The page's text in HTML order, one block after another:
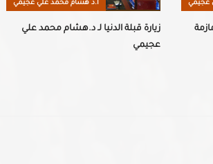
أ.د هشام محمد علي عجيمي
زيارة قبلة الدنيا لـ د.هشام محمد علي
عجيمي
عجيمي